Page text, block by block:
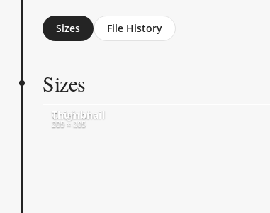
Sizes File History
Sizes
Original
300 × 400
Thumbnail
205 × 205